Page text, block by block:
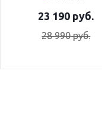
23 190 руб.
28 990руб.